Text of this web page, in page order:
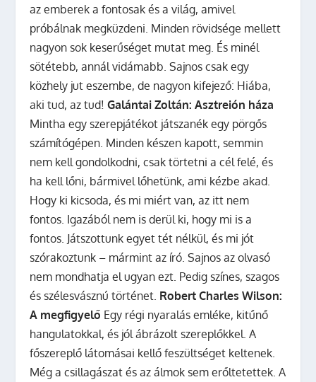
az emberek a fontosak és a világ, amivel
próbálnak megküzdeni. Minden rövidsége mellett
nagyon sok keserűséget mutat meg. És minél
sötétebb, annál vidámabb. Sajnos csak egy
közhely jut eszembe, de nagyon kifejező: Hiába,
aki tud, az tud!Galántai Zoltán: Asztreión háza
Mintha egy szerepjátékot játszanék egy pörgős
számítógépen. Minden készen kapott, semmin
nem kell gondolkodni, csak törtetni a cél felé, és
ha kell lőni, bármivel lőhetünk, ami kézbe akad.
Hogy ki kicsoda, és mi miért van, az itt nem
fontos. Igazából nem is derül ki, hogy mi is a
fontos. Játszottunk egyet tét nélkül, és mi jót
szórakoztunk – mármint az író. Sajnos az olvasó
nem mondhatja el ugyan ezt. Pedig színes, szagos
és szélesvásznú történet. Robert Charles Wilson:
A megfigyelő Egy régi nyaralás emléke, kitűnő
hangulatokkal, és jól ábrázolt szereplőkkel. A
főszereplő látomásai kellő feszültséget keltenek.
Még a csillagászat és az álmok sem erőltetettek. A